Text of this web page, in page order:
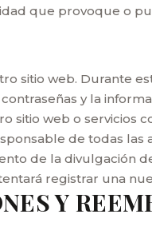
que provoque o
sitio web. Durante
y la
sitio web o
de todas
de la divulgación
registrar una
Y